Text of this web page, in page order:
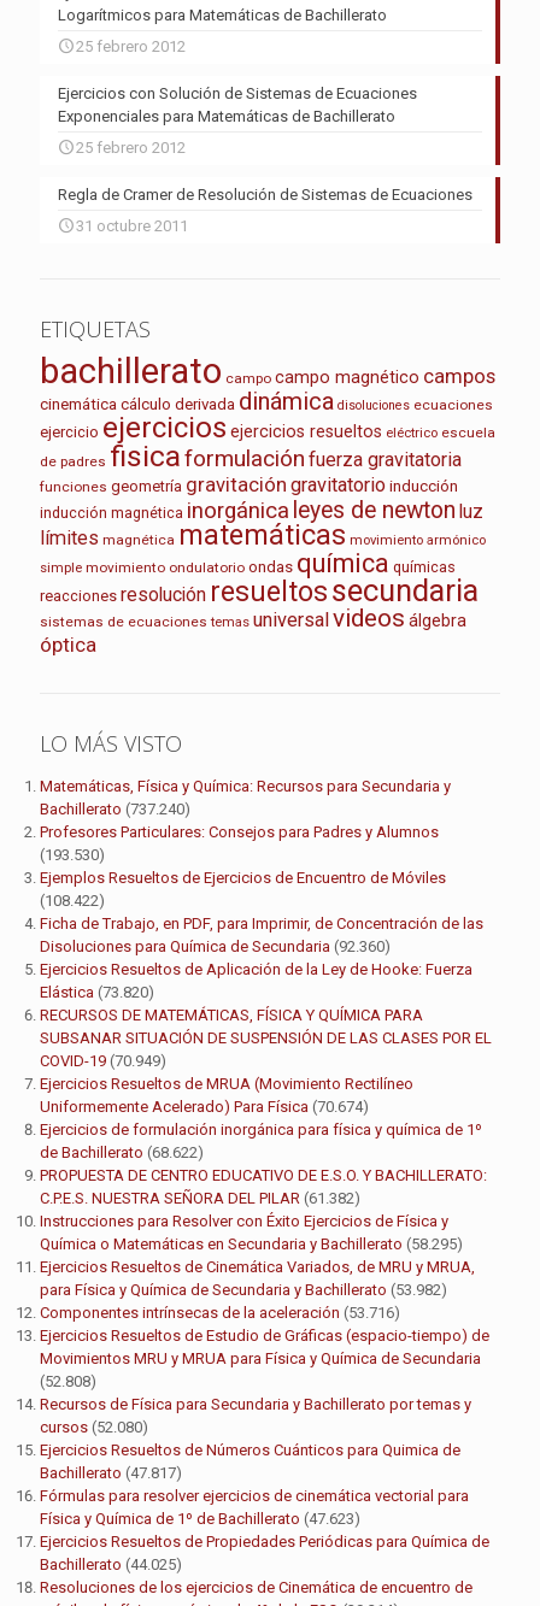
Logarítmicos para Matemáticas de Bachillerato
25 febrero 2012
Ejercicios con Solución de Sistemas de Ecuaciones
Exponenciales para Matemáticas de Bachillerato
25 febrero 2012
Regla de Cramer de Resolución de Sistemas de Ecuaciones
31 octubre 2011
ETIQUETAS
bachillerato campo campo magnético campos
cinemática cálculo derivada dinámica disoluciones ecuaciones
ejercicio ejercicios ejercicios resueltos eléctrico escuela
de padres fisicaformulación fuerza gravitatoria
funciones geometría gravitación gravitatorio inducción
inducción magnética inorgánica leyes de newton luz
límites magnética matemáticas movimiento armónico
simple movimiento ondulatorio ondas química químicas
reacciones resolución resueltossecundaria
sistemas de ecuaciones temas universalvideos álgebra
óptica
LO MÁS VISTO
Matemáticas, Física y Química: Recursos para Secundaria y
Bachillerato (737.240)
Profesores Particulares: Consejos para Padres y Alumnos
(193.530)
Ejemplos Resueltos de Ejercicios de Encuentro de Móviles
(108.422)
Ficha de Trabajo, en PDF, para Imprimir, de Concentración de las
Disoluciones para Química de Secundaria (92.360)
Ejercicios Resueltos de Aplicación de la Ley de Hooke: Fuerza
Elástica (73.820)
RECURSOS DE MATEMÁTICAS, FÍSICA Y QUÍMICA PARA
SUBSANAR SITUACIÓN DE SUSPENSIÓN DE LAS CLASES POR EL
COVID-19 (70.949)
Ejercicios Resueltos de MRUA (Movimiento Rectilíneo
Uniformemente Acelerado) Para Física (70.674)
Ejercicios de formulación inorgánica para física y química de 1º
de Bachillerato (68.622)
PROPUESTA DE CENTRO EDUCATIVO DE E.S.O. Y BACHILLERATO:
C.P.E.S. NUESTRA SEÑORA DEL PILAR (61.382)
Instrucciones para Resolver con Éxito Ejercicios de Física y
Química o Matemáticas en Secundaria y Bachillerato (58.295)
Ejercicios Resueltos de Cinemática Variados, de MRU y MRUA,
para Física y Química de Secundaria y Bachillerato (53.982)
Componentes intrínsecas de la aceleración (53.716)
Ejercicios Resueltos de Estudio de Gráficas (espacio-tiempo) de
Movimientos MRU y MRUA para Física y Química de Secundaria
(52.808)
Recursos de Física para Secundaria y Bachillerato por temas y
cursos (52.080)
Ejercicios Resueltos de Números Cuánticos para Quimica de
Bachillerato (47.817)
Fórmulas para resolver ejercicios de cinemática vectorial para
Física y Química de 1º de Bachillerato (47.623)
Ejercicios Resueltos de Propiedades Periódicas para Química de
Bachillerato (44.025)
Resoluciones de los ejercicios de Cinemática de encuentro de